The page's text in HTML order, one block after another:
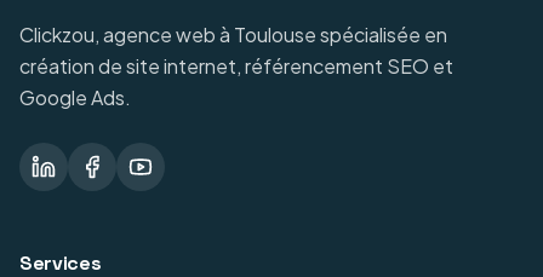
Clickzou, agence web à Toulouse spécialisée en
création de site internet, référencement SEO et
Google Ads.
Services